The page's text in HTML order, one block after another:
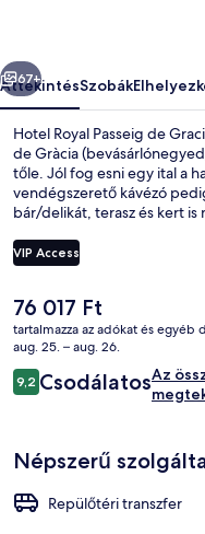
Következő
67+
ÁttekintésSzobák
Hotel Royal Passeig de
de Gràcia
tőle. Jól fog esni egy ital a
vendégszerető kávézó
bár/delikát, terasz és kert is
jellemzőiről: segítőkész
rövid sétával
VIP Access
A
jelenlegi
ár
76 017 Ft
tartalmazza az adókat és egyéb
aug. 25. – aug. 26.
Értékelések
9,29,2 ennyiből: 10
CsodálatosAz
Népszerű
Repülőtéri transzfer